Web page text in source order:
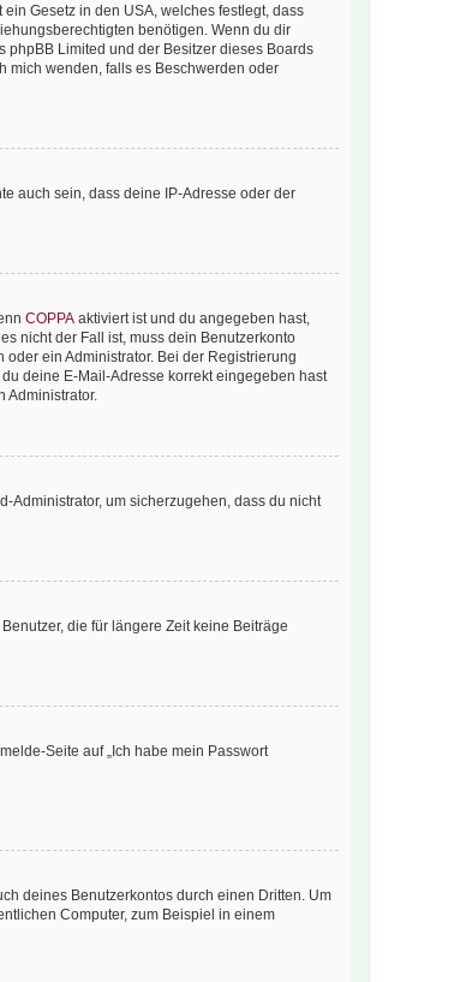
Gesetz in den USA, welches festlegt, dass
benötigen. Wenn du dir
phpBB Limited und der Besitzer dieses Boards
mich wenden, falls es Beschwerden oder
auch sein, dass deine IP-Adresse oder der
COPPA aktiviert ist und du angegeben hast,
nicht der Fall ist, muss dein Benutzerkonto
ein Administrator. Bei der Registrierung
deine E-Mail-Adresse korrekt eingegeben hast
Administrator.
Administrator, um sicherzugehen, dass du nicht
die für längere Zeit keine Beiträge
Seite auf „Ich habe mein Passwort
deines Benutzerkontos durch einen Dritten. Um
Computer, zum Beispiel in einem